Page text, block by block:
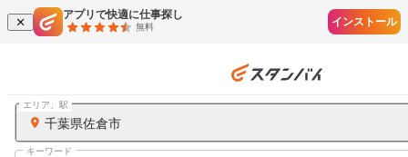
アプリで快適に仕事探し
無料 インストール
千葉県佐倉市
エリア、駅
キーワード